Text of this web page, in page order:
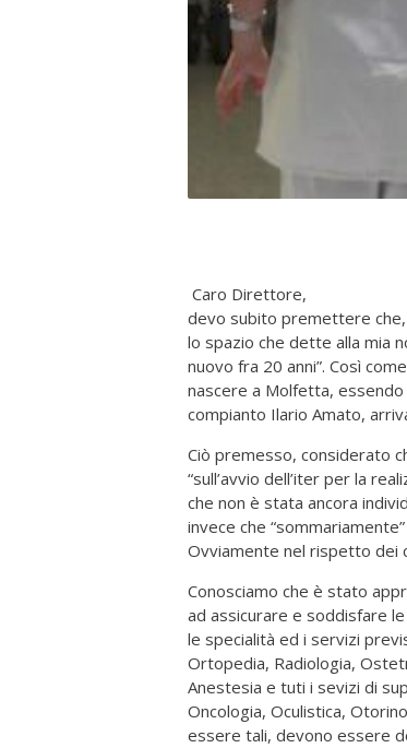
Caro Direttore,
devo subito premettere che,
lo spazio che dette alla mia
nuovo fra 20 anni”. Così
nascere a Molfetta,
compianto Ilario Amato,
Ciò premesso, considerato
“sull’avvio dell’iter per la
che non è stata ancora
invece che
Ovviamente nel rispetto dei
Conosciamo che è stato
ad assicurare e soddisfare
le specialità ed i servizi
Ortopedia, Radiologia,
Anestesia e tuti i sevizi di
Oncologia, Oculistica,
essere tali, devono essere